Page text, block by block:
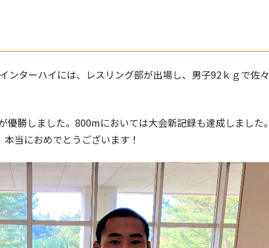
ンターハイには、レスリング部が出場し、男子92ｋｇで佐
勝しました。800mにおいては大会新記録も達成しました
当におめでとうございます！